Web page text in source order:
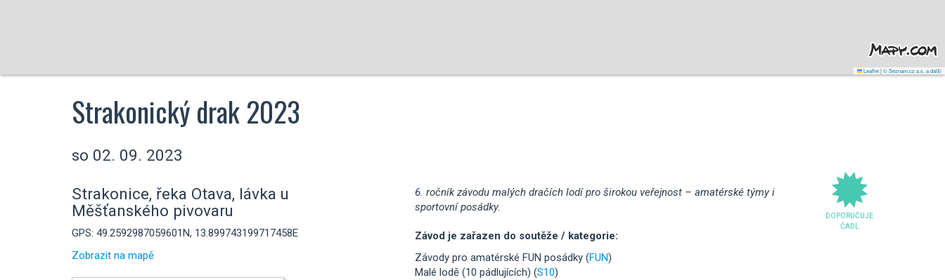
Leaflet|© Seznam.cz a.s. a další
Strakonický drak 2023
so 02. 09. 2023
Strakonice, řeka Otava, lávka u
Měšťanského pivovaru
GPS: 49.2592987059601N, 13.899743199717458E
Zobrazit na mapě
DOPORUČUJE
ČADL
6. ročník závodu malých dračích lodí pro širokou veřejnost – amatérské týmy i
sportovní posádky.
Závod je zařazen do soutěže / kategorie:
Závody pro amatérské FUN posádky (FUN)
Malé lodě (10 pádlujících) (S10)